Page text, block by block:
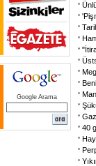
Google Arama
40